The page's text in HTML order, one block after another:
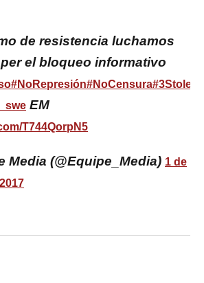
de resistencia luchamos
el bloqueo informativo
#NoRepresión#NoCensura
EM
T744QorpN5
Media (@Equipe_Media) 1 de